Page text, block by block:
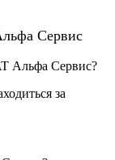
Сервис
Альфа Сервис?
за